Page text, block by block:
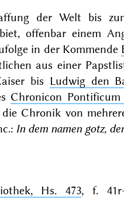
der Welt bis
offenbar einem
in der Kommende
aus einer
bis Ludwig den
Chronicon
Chronik von
In dem namen gotz,
Hs. 473, f.